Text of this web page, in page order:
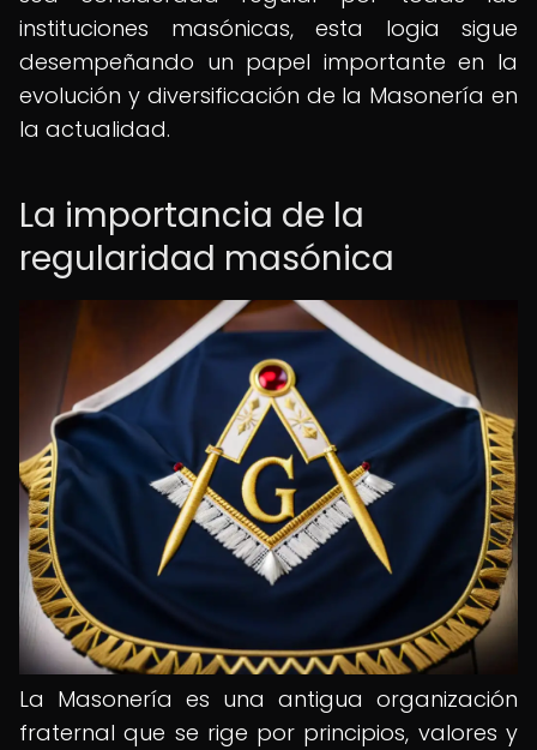
instituciones masónicas, esta logia sigue
desempeñando un papel importante en la
evolución y diversificación de la Masonería en
la actualidad.
La importancia de la
regularidad masónica
La Masonería es una antigua organización
fraternal que se rige por principios, valores y